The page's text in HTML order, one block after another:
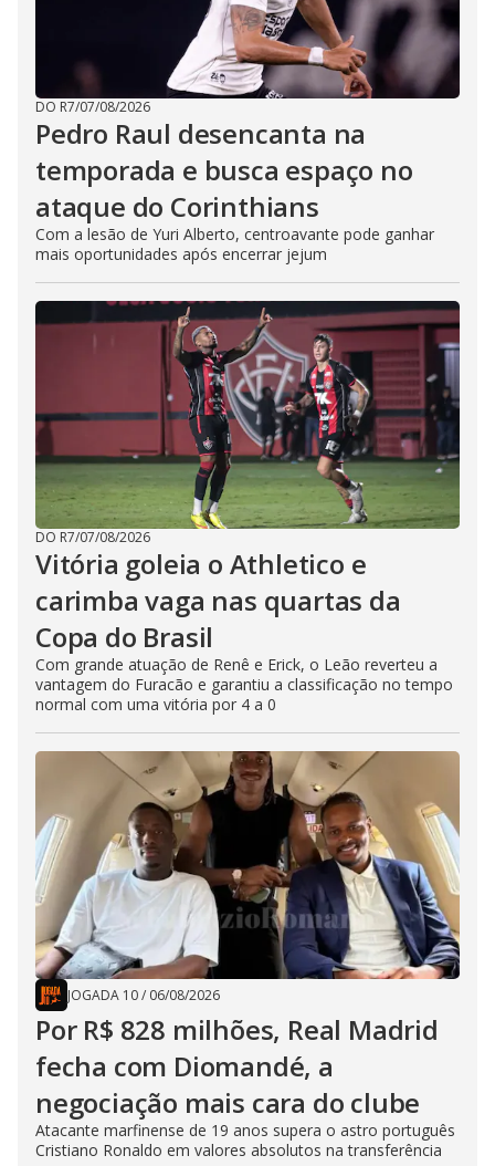
DO R7/07/08/2026
Pedro Raul desencanta na
temporada e busca espaço no
ataque do Corinthians
Com a lesão de Yuri Alberto, centroavante pode ganhar
mais oportunidades após encerrar jejum
DO R7/07/08/2026
Vitória goleia o Athletico e
carimba vaga nas quartas da
Copa do Brasil
Com grande atuação de Renê e Erick, o Leão reverteu a
vantagem do Furacão e garantiu a classificação no tempo
normal com uma vitória por 4 a 0
JOGADA 10/ 06/08/2026
Por R$ 828 milhões, Real Madrid
fecha com Diomandé, a
negociação mais cara do clube
Atacante marfinense de 19 anos supera o astro português
Cristiano Ronaldo em valores absolutos na transferência